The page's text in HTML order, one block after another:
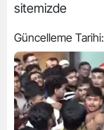
sitemizde
Güncelleme Tarihi: